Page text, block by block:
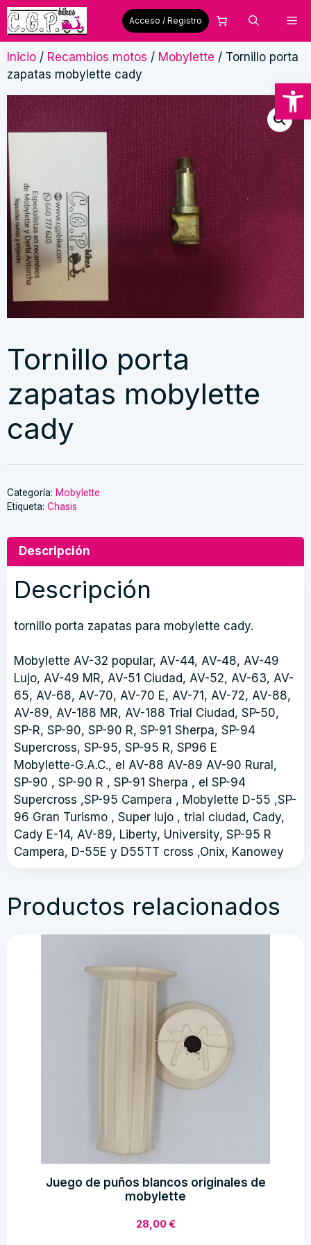
Abrir
Saltar
al
contenido
Acceso / Registro
Inicio / Recambios motos / Mobylette / Tornillo porta
zapatas mobylette cady
Tornillo porta
zapatas mobylette
cady
Categoría: Mobylette
Etiqueta: Chasis
Descripción
Descripción
tornillo porta zapatas para mobylette cady.
Mobylette AV-32 popular, AV-44, AV-48, AV-49
Lujo, AV-49 MR, AV-51 Ciudad, AV-52, AV-63, AV-
65, AV-68, AV-70, AV-70 E, AV-71, AV-72, AV-88,
AV-89, AV-188 MR, AV-188 Trial Ciudad, SP-50,
SP-R, SP-90, SP-90 R, SP-91 Sherpa, SP-94
Supercross, SP-95, SP-95 R, SP96 E
Mobylette-G.A.C., el AV-88 AV-89 AV-90 Rural,
SP-90 , SP-90 R , SP-91 Sherpa , el SP-94
Supercross ,SP-95 Campera , Mobylette D-55 ,SP-
96 Gran Turismo , Super lujo , trial ciudad, Cady,
Cady E-14, AV-89, Liberty, University, SP-95 R
Campera, D-55E y D55TT cross ,Onix, Kanowey
Productos relacionados
Juego de puños blancos originales de
mobylette
28,00€